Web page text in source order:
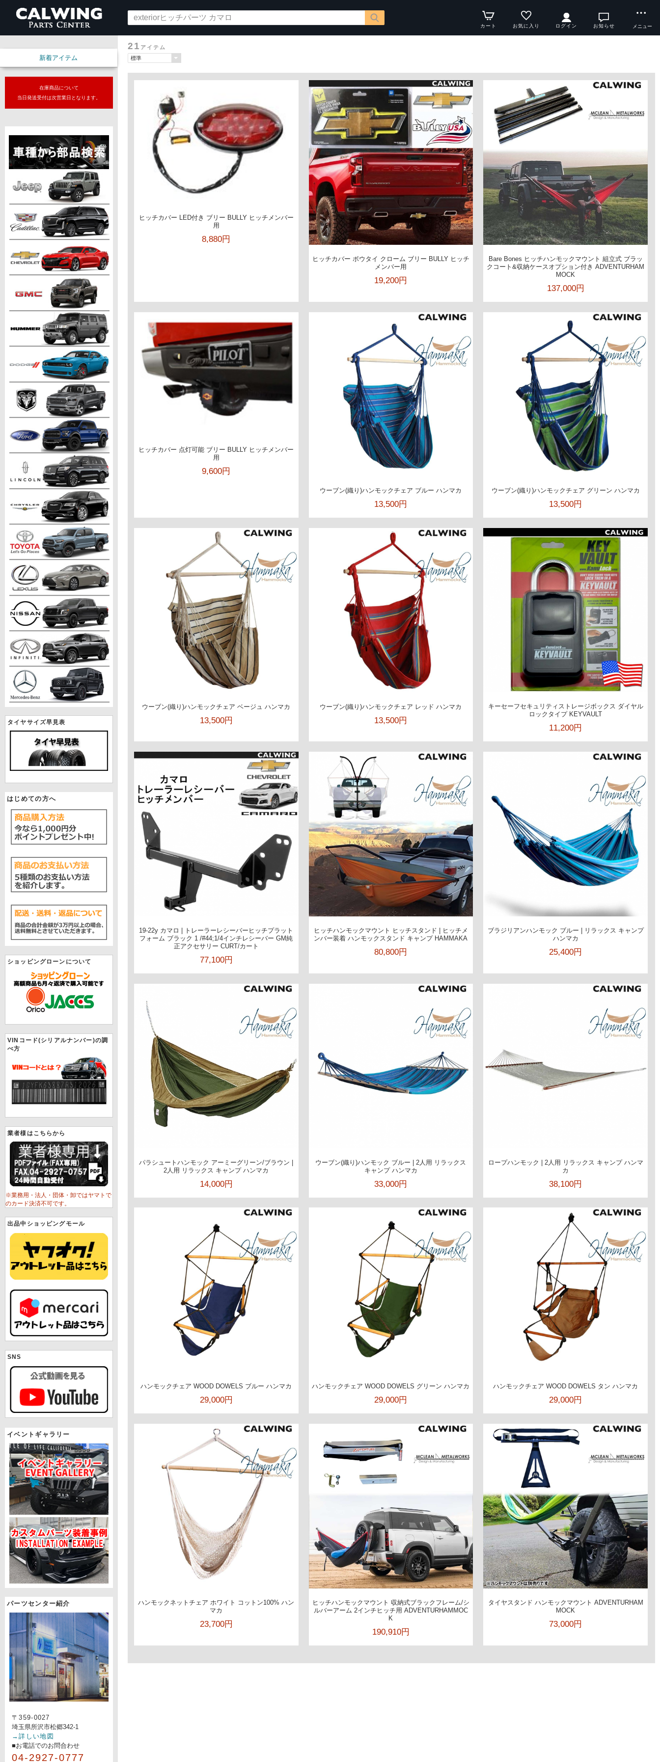
カート お気に入り ログイン お知らせ メニュー
新着アイテム
在庫商品について
当日発送受付は次営業日となります。
タイヤサイズ早見表
はじめての方へ
ショッピングローンについて
VINコード(シリアルナンバー)の調
べ方
業者様はこちらから
※業務用・法人・団体・卸ではヤマトで
のカード決済不可です。
出品中ショッピングモール
SNS
イベントギャラリー
パーツセンター紹介
〒359-0027
埼玉県所沢市松郷342-1
→詳しい地図
■お電話でのお問合わせ
04-2927-0777
21 アイテム
ヒッチカバー LED付き ブリー BULLY ヒッチメンバー
用
8,880円
ヒッチカバー ボウタイ クローム ブリー BULLY ヒッチ
メンバー用
19,200円
Bare Bones ヒッチハンモックマウント 組立式 ブラッ
クコート&収納ケースオプション付き ADVENTURHAM
MOCK
137,000円
ヒッチカバー 点灯可能 ブリー BULLY ヒッチメンバー
用
9,600円
ウーブン(織り)ハンモックチェア ブルー ハンマカ
13,500円
ウーブン(織り)ハンモックチェア グリーン ハンマカ
13,500円
ウーブン(織り)ハンモックチェア ベージュ ハンマカ
13,500円
ウーブン(織り)ハンモックチェア レッド ハンマカ
13,500円
キーセーフセキュリティストレージボックス ダイヤル
ロックタイプ KEYVAULT
11,200円
19-22y カマロ | トレーラーレシーバーヒッチプラット
フォーム ブラック 1 /#44;1/4インチレシーバー GM純
正アクセサリー CURT/カート
77,100円
ヒッチハンモックマウント ヒッチスタンド | ヒッチメ
ンバー装着 ハンモックスタンド キャンプ HAMMAKA
80,800円
ブラジリアンハンモック ブルー | リラックス キャンプ
ハンマカ
25,400円
パラシュートハンモック アーミーグリーン/ブラウン |
2人用 リラックス キャンプ ハンマカ
14,000円
ウーブン(織り)ハンモック ブルー | 2人用 リラックス
キャンプ ハンマカ
33,000円
ロープハンモック | 2人用 リラックス キャンプ ハンマ
カ
38,100円
ハンモックチェア WOOD DOWELS ブルー ハンマカ
29,000円
ハンモックチェア WOOD DOWELS グリーン ハンマカ
29,000円
ハンモックチェア WOOD DOWELS タン ハンマカ
29,000円
ハンモックネットチェア ホワイト コットン100% ハン
マカ
23,700円
ヒッチハンモックマウント 収納式ブラックフレーム/シ
ルバーアーム 2インチヒッチ用 ADVENTURHAMMOC
K
190,910円
タイヤスタンド ハンモックマウント ADVENTURHAM
MOCK
73,000円